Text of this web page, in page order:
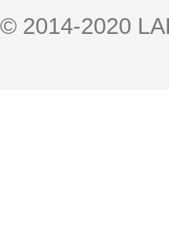
© 2014-2020